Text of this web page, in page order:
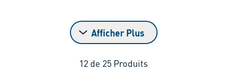
Afficher Plus
12 de 25 Produits